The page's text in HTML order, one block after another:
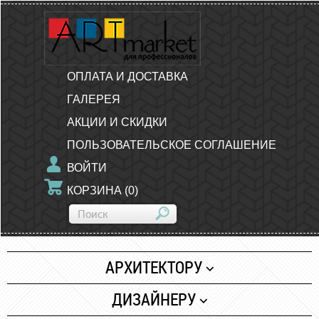
ОПЛАТА И ДОСТАВКА
ГАЛЕРЕЯ
АКЦИИ И СКИДКИ
ПОЛЬЗОВАТЕЛЬСКОЕ СОГЛАШЕНИЕ
ВОЙТИ
КОРЗИНА (0)
АРХИТЕКТОРУ
Бумага
ДИЗАЙНЕРУ